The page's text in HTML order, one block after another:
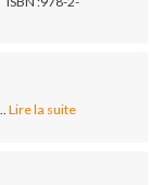
Lire la suite